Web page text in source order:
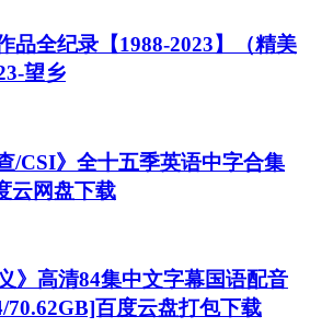
品全纪录【1988-2023】（精美
望乡
/CSI》全十五季英语中字合集
云网盘下载
》高清84集中文字幕国语配音
70.62GB]百度云盘打包下载